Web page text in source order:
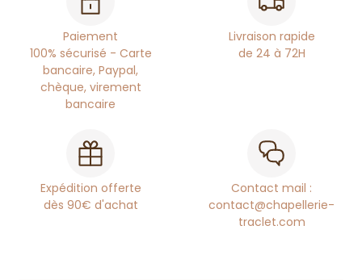
Paiement
100% sécurisé - Carte
bancaire, Paypal,
chèque, virement
bancaire
Livraison rapide
de 24 à 72H
Expédition offerte
dès 90€ d'achat
Contact mail :
contact@chapellerie-
traclet.com